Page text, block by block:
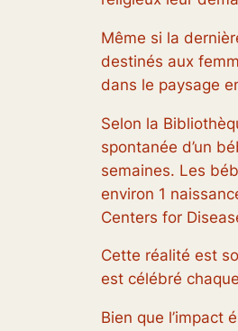
Même si la
destinés aux
dans le paysage
Selon la
spontanée d’un
semaines. Les
environ 1
Centers for
Cette réalité est
est célébré
Bien que l’impact